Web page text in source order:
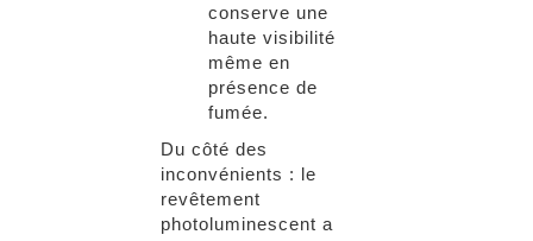
conserve une
haute visibilité
même en
présence de
fumée.
Du côté des
inconvénients : le
revêtement
photoluminescent a